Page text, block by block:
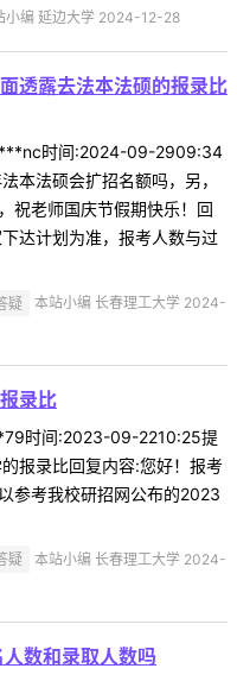
小编 延边大学 2024-12-28
透露去法本法硕的报录比
时间:2024-09-2909:34
本法硕会扩招名额吗，另，
祝老师国庆节假期快乐！回
达计划为准，报考人数与过
疑
本站小编 长春理工大学 2024-
录比
时间:2023-09-2210:25提
报录比回复内容:您好！报考
参考我校研招网公布的2023
疑
本站小编 长春理工大学 2024-
数和录取人数吗